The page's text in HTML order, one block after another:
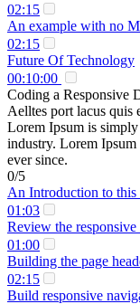
02:15
An example with no
02:15
Future Of Technology
00:10:00
Coding a Responsive
Aelltes port lacus quis
Lorem Ipsum is
industry. Lorem Ipsum
ever since.
0/5
An Introduction to
01:03
Review the responsive
01:00
Building the page
02:15
Build responsive